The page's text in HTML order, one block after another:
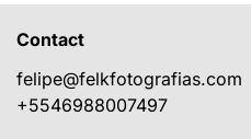
Contact
felipe@felkfotografias.com
+5546988007497